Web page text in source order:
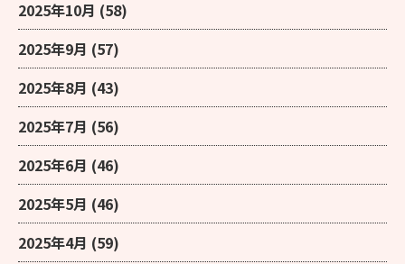
2025年10月 (58)
2025年9月 (57)
2025年8月 (43)
2025年7月 (56)
2025年6月 (46)
2025年5月 (46)
2025年4月 (59)